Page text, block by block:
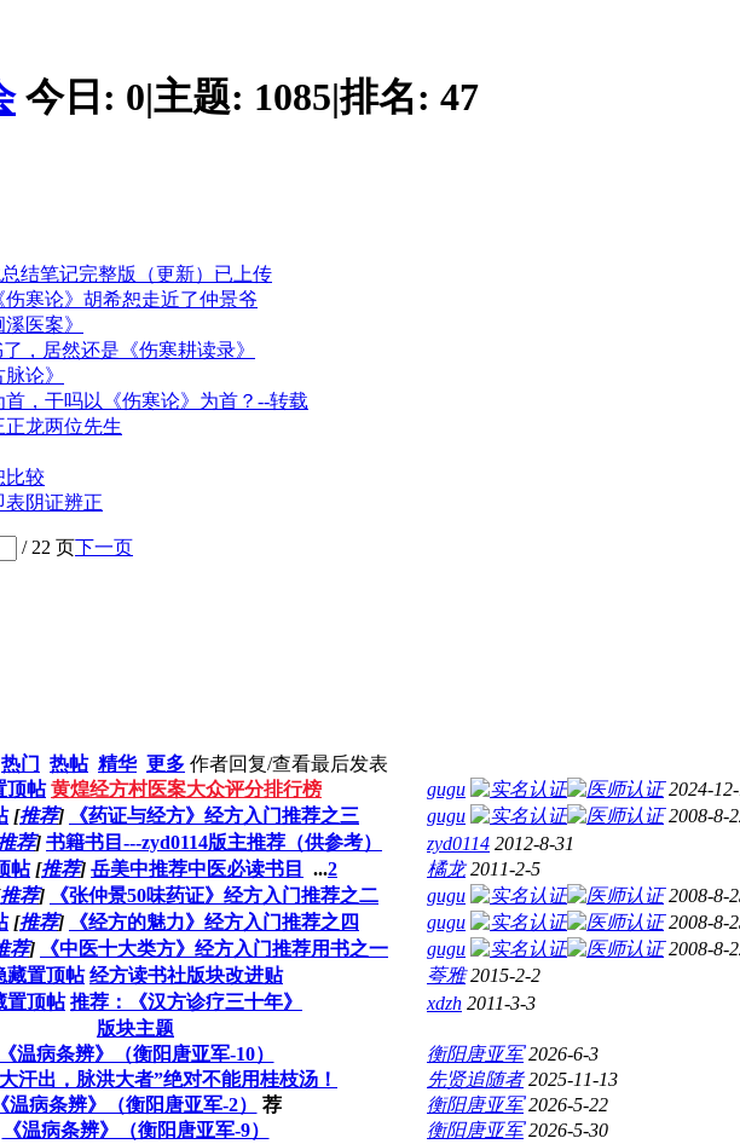
今日: 0|主题: 1085|排名: 47
结笔记完整版（更新）已上传
寒论》胡希恕走近了仲景爷
医案》
，居然还是《伤寒耕读录》
论》
首，干吗以《伤寒论》为首？--转载
龙两位先生
比较
表阴证辨正
/ 22 页下一页
热门 热帖 精华 更多 作者回复/查看最后发表
顶帖 黄煌经方村医案大众评分排行榜 gugu 2024-
[推荐] 《药证与经方》经方入门推荐之三 gugu 2008-8-
荐] 书籍书目---zyd0114版主推荐（供参考） zyd0114 2012-8-31
帖 [推荐] 岳美中推荐中医必读书目 ...2 橘龙 2011-2-5
推荐] 《张仲景50味药证》经方入门推荐之二 gugu 2008-8-
[推荐] 《经方的魅力》经方入门推荐之四 gugu 2008-8-
荐] 《中医十大类方》经方入门推荐用书之一 gugu 2008-8-
藏置顶帖 经方读书社版块改进贴 荂雅 2015-2-2
置顶帖 推荐：《汉方诊疗三十年》 xdzh 2011-3-3
版块主题
《温病条辨》（衡阳唐亚军-10）
衡阳唐亚军 2026-6-3
汗出，脉洪大者”绝对不能用桂枝汤！ 先贤追随者 2025-11-13
《温病条辨》（衡阳唐亚军-2）
荐 衡阳唐亚军 2026-5-22
《温病条辨》（衡阳唐亚军-9）
衡阳唐亚军 2026-5-30